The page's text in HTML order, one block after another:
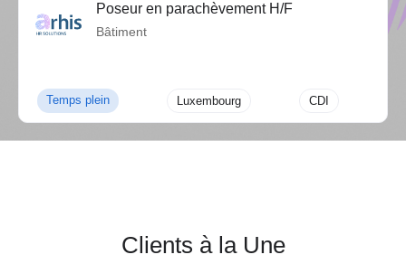
Poseur en parachèvement H/F
Bâtiment
Temps plein Luxembourg CDI
Clients à la Une